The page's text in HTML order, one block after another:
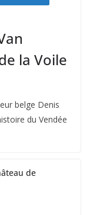
la Voile
belge Denis
du Vendée
de